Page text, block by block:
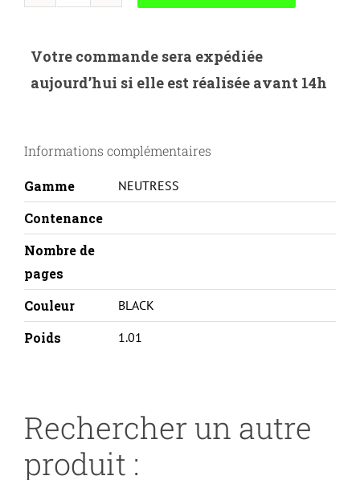
C.EP27-
CANON
THD
Votre commande sera expédiée
aujourd’hui si elle est réalisée avant 14h
Informations complémentaires
Gamme NEUTRESS
Contenance
Nombre de
pages
Couleur
BLACK
Poids 1.01
Rechercher un autre
produit :